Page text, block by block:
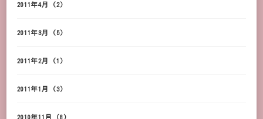
2011年4月 (2)
2011年3月 (5)
2011年2月 (1)
2011年1月 (3)
2010年11月 (8)